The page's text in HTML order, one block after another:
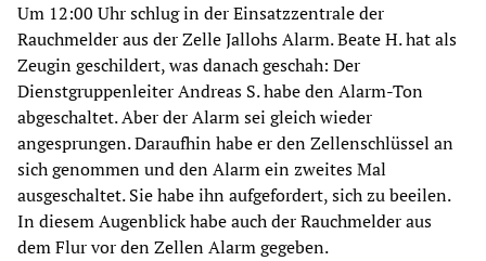
Um 12:00 Uhr schlug in der Einsatzzentrale der
Rauchmelder aus der Zelle Jallohs Alarm. Beate H. hat als
Zeugin geschildert, was danach geschah: Der
Dienstgruppenleiter Andreas S. habe den Alarm-Ton
abgeschaltet. Aber der Alarm sei gleich wieder
angesprungen. Daraufhin habe er den Zellenschlüssel an
sich genommen und den Alarm ein zweites Mal
ausgeschaltet. Sie habe ihn aufgefordert, sich zu beeilen.
In diesem Augenblick habe auch der Rauchmelder aus
dem Flur vor den Zellen Alarm gegeben.